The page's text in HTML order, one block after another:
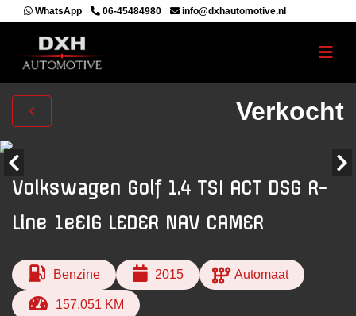
WhatsApp 06-45484980 info@dxhautomotive.nl
Verkocht
Volkswagen Golf 1.4 TSI ACT DSG R-
Line 1eEIG LEDER NAV CAMER
Benzine 2015 Automaat
157.051 KM